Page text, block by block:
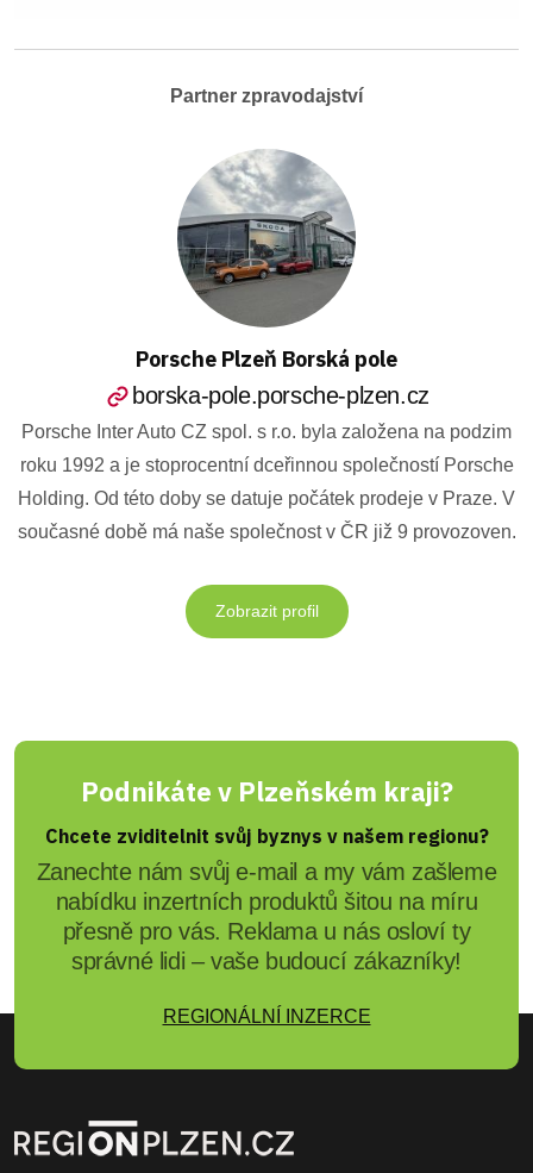
Partner zpravodajství
Porsche Plzeň Borská pole
borska-pole.porsche-plzen.cz
Porsche Inter Auto CZ spol. s r.o. byla založena na podzim
roku 1992 a je stoprocentní dceřinnou společností Porsche
Holding. Od této doby se datuje počátek prodeje v Praze. V
současné době má naše společnost v ČR již 9 provozoven.
Zobrazit profil
Podnikáte v Plzeňském kraji?
Chcete zviditelnit svůj byznys v našem regionu?
Zanechte nám svůj e-mail a my vám zašleme
nabídku inzertních produktů šitou na míru
přesně pro vás. Reklama u nás osloví ty
správné lidi – vaše budoucí zákazníky!
REGIONÁLNÍ INZERCE